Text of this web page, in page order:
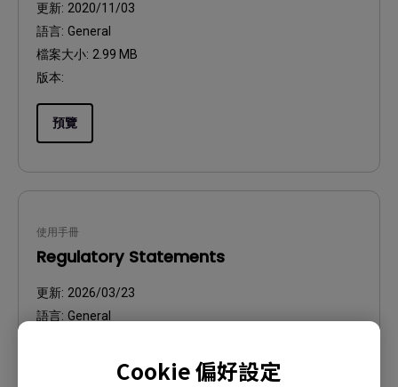
Cookie 偏好設定
更新: 2020/11/03
語言: General
檔案大小: 2.99 MB
版本:
預覽
使用手冊
Regulatory Statements
更新: 2026/03/23
語言: General